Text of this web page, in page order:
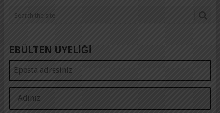
EBÜLTEN ÜYELİĞİ